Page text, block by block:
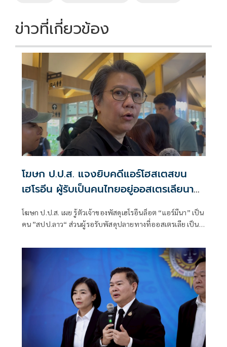
ข่าวที่เกี่ยวข้อง
โฆษก ป.ป.ส. แจงยิบคดีแอร์โฮสเตสขน
เฮโรอีน ผู้รับเป็นคนไทยอยู่ออสเตรเลียนาน
โฆษก ป.ป.ส. เผย รู้ตัวเจ้าของพัสดุเฮโรอีนล็อต “แอร์มีนา” เป็น
คน ”สปป.ลาว“ ส่วนผู้รอรับพัสดุปลายทางที่ออสเตรเลีย เป็น
ปี มีอาชีพทำเป็นหลักแหล่ง แต่ยังไม่ชัดเจนว่าได้เป็นพลเมือง
ออสเตรเลียหรือไม่ หลังขยายผลพบพัสดุปลายทางยาเสพติดส่ง